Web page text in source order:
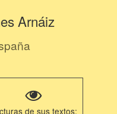
Arnáiz
de sus textos: